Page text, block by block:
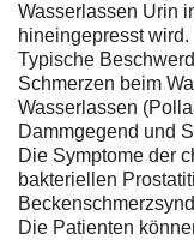
Wasserlassen Urin
hineingepresst wird.
Typische
Schmerzen beim
Wasserlassen
Dammgegend und
Die Symptome der
bakteriellen
Die Patienten